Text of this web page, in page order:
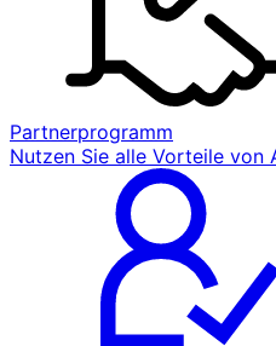
Partnerprogramm
Nutzen Sie alle Vorteile von